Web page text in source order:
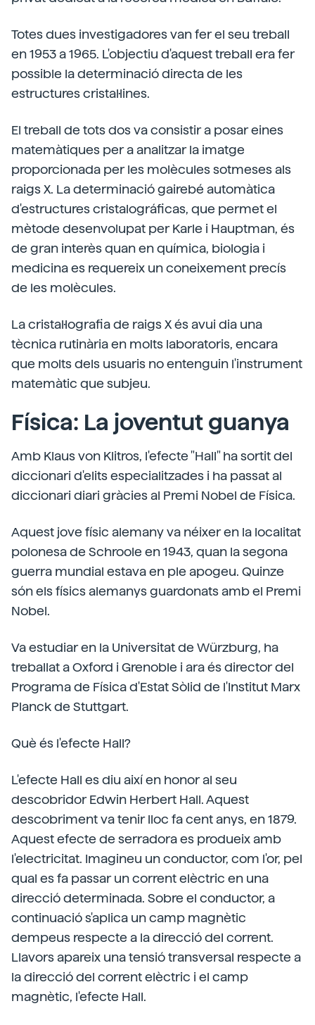
Totes dues investigadores van fer el seu treball
en 1953 a 1965. L'objectiu d'aquest treball era fer
possible la determinació directa de les
estructures cristal·lines.
El treball de tots dos va consistir a posar eines
matemàtiques per a analitzar la imatge
proporcionada per les molècules sotmeses als
raigs X. La determinació gairebé automàtica
d'estructures cristalográficas, que permet el
mètode desenvolupat per Karle i Hauptman, és
de gran interès quan en química, biologia i
medicina es requereix un coneixement precís
de les molècules.
La cristal·lografia de raigs X és avui dia una
tècnica rutinària en molts laboratoris, encara
que molts dels usuaris no entenguin l'instrument
matemàtic que subjeu.
Física: La joventut guanya
Amb Klaus von Klitros, l'efecte "Hall" ha sortit del
diccionari d'elits especialitzades i ha passat al
diccionari diari gràcies al Premi Nobel de Física.
Aquest jove físic alemany va néixer en la localitat
polonesa de Schroole en 1943, quan la segona
guerra mundial estava en ple apogeu. Quinze
són els físics alemanys guardonats amb el Premi
Nobel.
Va estudiar en la Universitat de Würzburg, ha
treballat a Oxford i Grenoble i ara és director del
Programa de Física d'Estat Sòlid de l'Institut Marx
Planck de Stuttgart.
Què és l'efecte Hall?
L'efecte Hall es diu així en honor al seu
descobridor Edwin Herbert Hall. Aquest
descobriment va tenir lloc fa cent anys, en 1879.
Aquest efecte de serradora es produeix amb
l'electricitat. Imagineu un conductor, com l'or, pel
qual es fa passar un corrent elèctric en una
direcció determinada. Sobre el conductor, a
continuació s'aplica un camp magnètic
dempeus respecte a la direcció del corrent.
Llavors apareix una tensió transversal respecte a
la direcció del corrent elèctric i el camp
magnètic, l'efecte Hall.